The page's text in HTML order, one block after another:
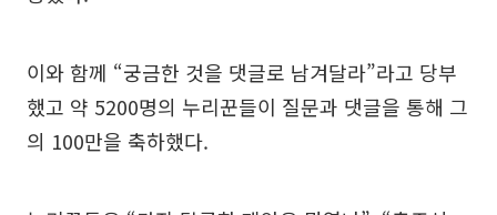
이와 함께 “궁금한 것을 댓글로 남겨달라”라고 당부
했고 약 5200명의 누리꾼들이 질문과 댓글을 통해 그
의 100만을 축하했다.